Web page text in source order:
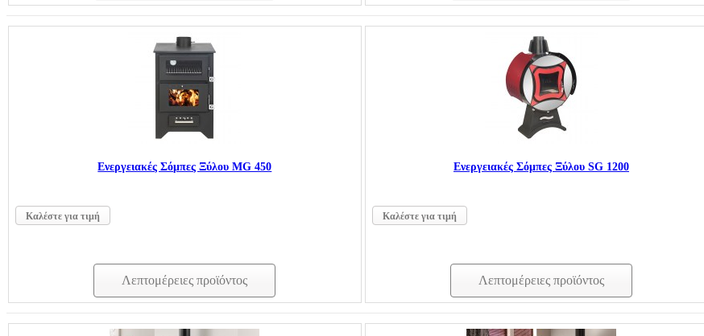
Ενεργειακές Σόμπες Ξύλου MG 450
Καλέστε για τιμή
Λεπτομέρειες προϊόντος
Ενεργειακές Σόμπες Ξύλου SG 1200
Καλέστε για τιμή
Λεπτομέρειες προϊόντος